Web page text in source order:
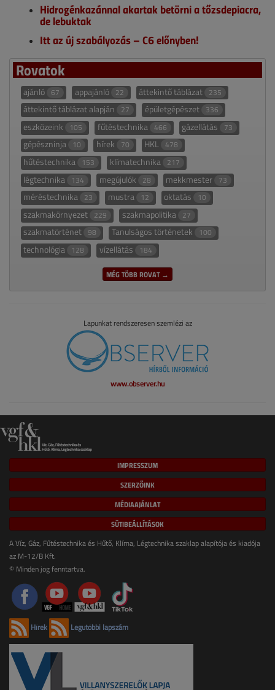
Hidrogénkazánnal akartak betörni a tőzsdepiacra,
de lebuktak
Itt az új szabályozás – C6 előnyben!
Rovatok
ajánló 67 appajánló 22 áttekintő táblázat 235
áttekintő táblázat alapján 27 épületgépészet 336
eszközeink 105 fűtéstechnika 466 gázellátás 73
gépészninja 10 hírek 70 HKL 478
hűtéstechnika 153 klímatechnika 217
légtechnika 134 megújulók 28 mekkmester 73
méréstechnika 23 mustra 12 oktatás 10
szakmakörnyezet 229 szakmapolitika 27
szakmatörténet 98 Tanulságos történetek 100
technológia 128 vízellátás 184
MÉG TÖBB ROVAT →
Lapunkat rendszeresen szemlézi az
www.observer.hu
IMPRESSZUM
SZERZŐINK
MÉDIAAJÁNLAT
SÜTIBEÁLLÍTÁSOK
A Víz, Gáz, Fűtéstechnika és Hűtő, Klíma, Légtechnika szaklap alapítója és kiadója
az M-12/B Kft.
© Minden jog fenntartva.
Hírek Legutóbbi lapszám